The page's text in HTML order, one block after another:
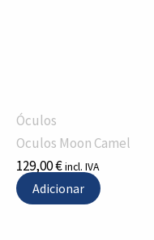
Óculos
Oculos Moon Camel
129,00€incl. IVA
Adicionar